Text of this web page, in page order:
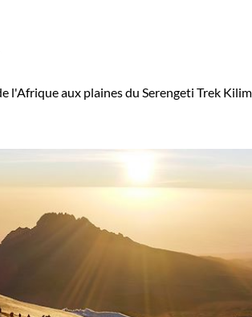
l'Afrique aux plaines du Serengeti Trek